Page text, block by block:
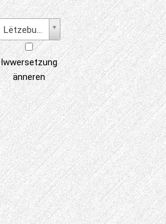
Lëtzebuergesch
Iwwersetzung
änneren